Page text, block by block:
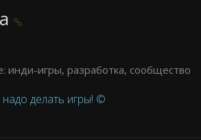
делать игры! ©